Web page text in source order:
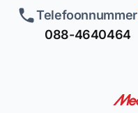
Telefoonnummer
088-4640464